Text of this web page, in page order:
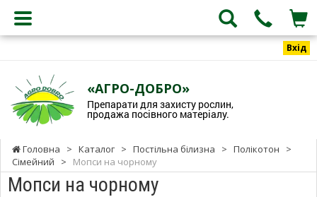
Вхід
«АГРО-ДОБРО»
Препарати для захисту рослин,
продажа посівного матеріалу.
Головна > Каталог > Постільна білизна > Полікотон
>
Сімейний
> Мопси на чорному
Мопси на чорному